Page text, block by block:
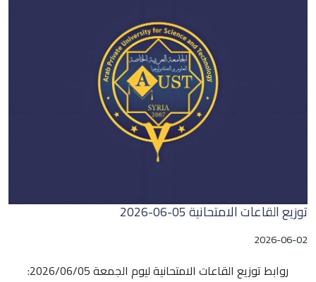
توزيع القاعات الامتحانية 05-06-2026
2026-06-02
روابط توزيع القاعات الامتحانية ليوم الجمعة 2026/06/05: